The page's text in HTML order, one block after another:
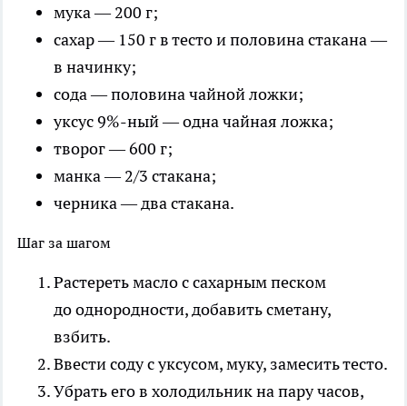
мука — 200 г;
сахар — 150 г в тесто и половина стакана —
в начинку;
сода — половина чайной ложки;
уксус 9%-ный — одна чайная ложка;
творог — 600 г;
манка — 2/3 стакана;
черника — два стакана.
Шаг за шагом
Растереть масло с сахарным песком
до однородности, добавить сметану,
взбить.
Ввести соду с уксусом, муку, замесить тесто.
Убрать его в холодильник на пару часов,